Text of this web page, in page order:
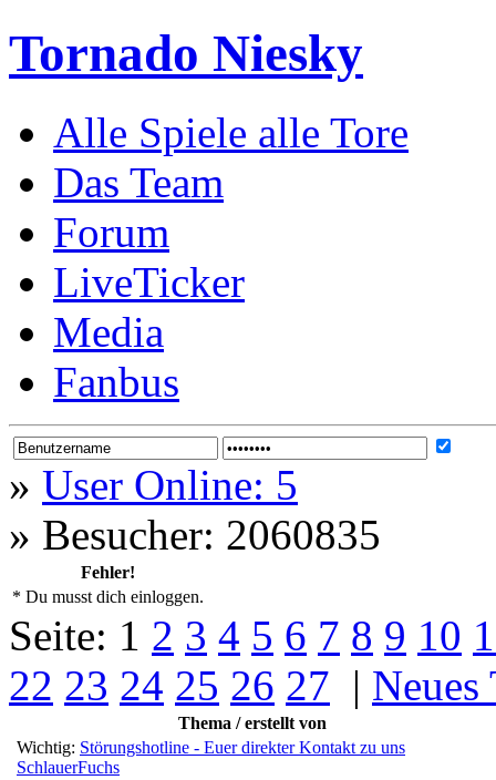
Tornado Niesky
Alle Spiele alle Tore
Das Team
Forum
LiveTicker
Media
Fanbus
» User Online: 5
» Besucher: 2060835
Fehler!
* Du musst dich einloggen.
Seite: 1 2 3 4 5 6 7 8 9 10
22 23 24 25 26 27 | Neues
Thema / erstellt von
Wichtig: Störungshotline - Euer direkter Kontakt zu uns
SchlauerFuchs